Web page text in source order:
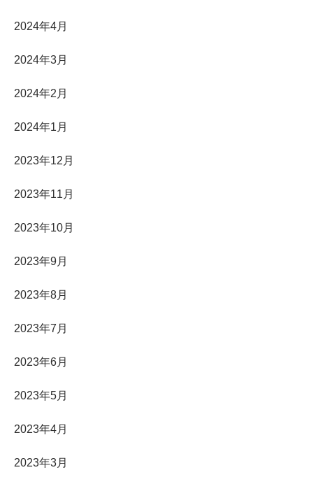
2024年4月
2024年3月
2024年2月
2024年1月
2023年12月
2023年11月
2023年10月
2023年9月
2023年8月
2023年7月
2023年6月
2023年5月
2023年4月
2023年3月